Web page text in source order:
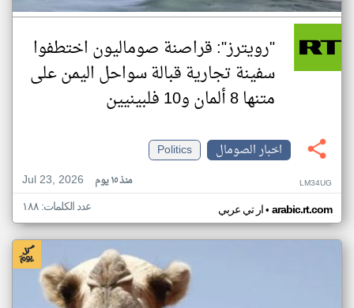
"رويترز": قراصنة صوماليون اختطفوا
سفينة تجارية قبالة سواحل اليمن على
متنها 8 ألمان و10 فلبينيين
اخبار الصومال
Politics
Jul 23, 2026
منذ ١٥ يوم LM34UG
ار تي عربي• arabic.rt.com عدد الكلمات: ١٨٨